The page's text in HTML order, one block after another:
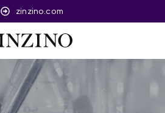
zinzino.com